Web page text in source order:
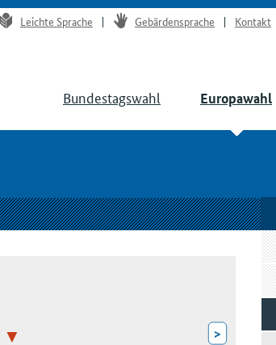
Leichte Sprache Gebärdensprache Kontakt
Bundestagswahl Europawahl
>